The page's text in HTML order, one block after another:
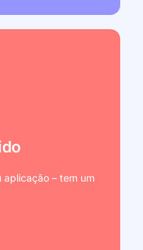
aplicação – tem um